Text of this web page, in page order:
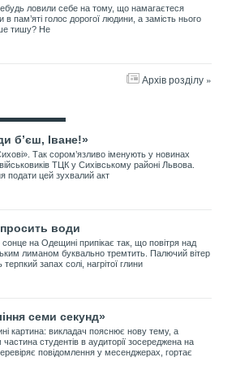
ловили себе на тому, що намагаєтеся
в пам’яті голос дорогої людини, а замість нього
тишу? Не
Архів розділу »
б’єш, Іване!»
Так сором’язливо іменують у новинах
ТЦК у Сихівському районі Львова.
подати цей зухвалий акт
води
на Одещині припікає так, що повітря над
лиманом буквально тремтить. Палючий вітер
терпкий запах солі, нагрітої глини
семи секунд»
картина: викладач пояснює нову тему, а
студентів в аудиторії зосереджена на
повідомлення у месенджерах, гортає